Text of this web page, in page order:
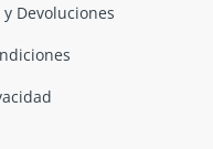
Devoluciones